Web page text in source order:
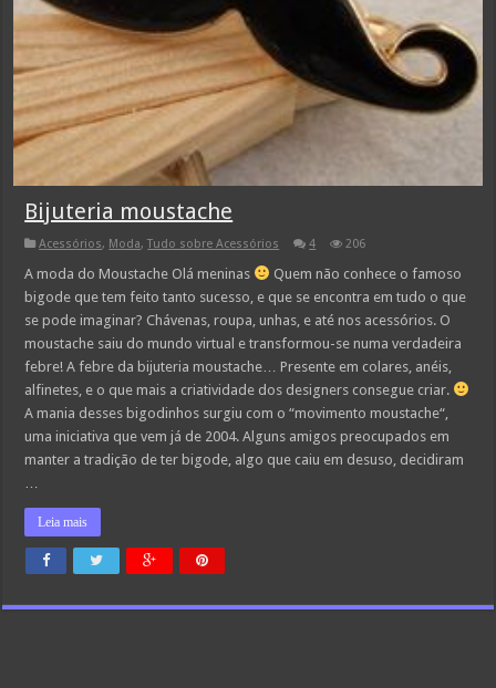
Bijuteria moustache
Acessórios, Moda,Tudo sobre Acessórios 4 206
A moda do Moustache Olá meninas
Quem não conhece o famoso
bigode que tem feito tanto sucesso, e que se encontra em tudo o que
se pode imaginar? Chávenas, roupa, unhas, e até nos acessórios. O
moustache saiu do mundo virtual e transformou-se numa verdadeira
febre! A febre da bijuteria moustache… Presente em colares, anéis,
alfinetes, e o que mais a criatividade dos designers consegue criar.
A mania desses bigodinhos surgiu com o “movimento moustache“,
uma iniciativa que vem já de 2004. Alguns amigos preocupados em
manter a tradição de ter bigode, algo que caiu em desuso, decidiram
Leia mais